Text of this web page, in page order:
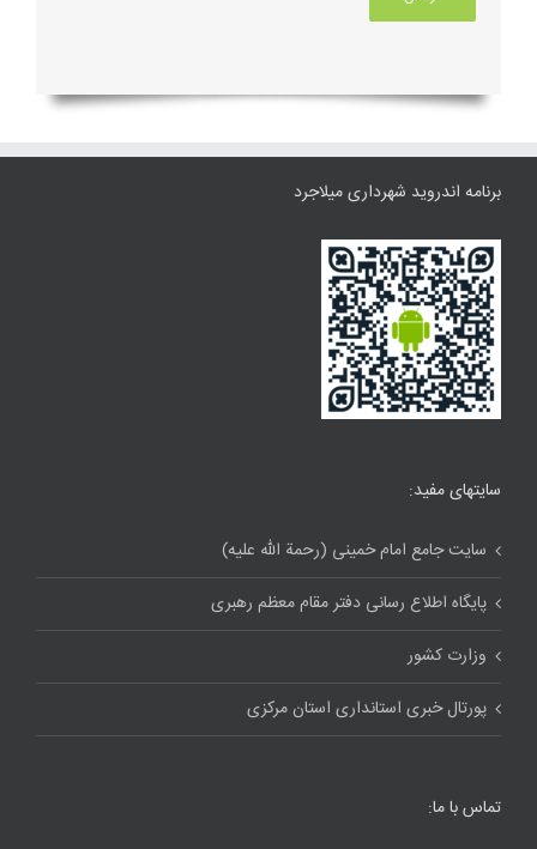
برنامه اندروید شهرداری میلاجرد
سایتهای مفید:
سایت جامع امام خمینی (رحمة الله علیه)
پایگاه اطلاع رسانی دفتر مقام معظم رهبری
وزارت کشور
پورتال خبری استانداری استان مرکزی
تماس با ما: